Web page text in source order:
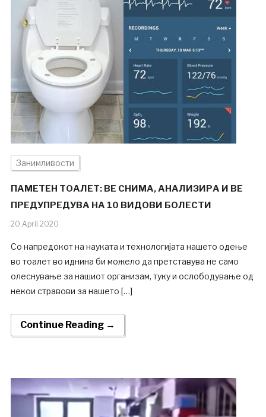
Занимливости
ПАМЕТЕН ТОАЛЕТ: ВЕ СНИМА, АНАЛИЗИРА И ВЕ
ПРЕДУПРЕДУВА НА 10 ВИДОВИ БОЛЕСТИ
20.April.2020
Со напредокот на науката и технологијата нашето одење
во тоалет во иднина би можело да претставува не само
олеснување за нашиот организам, туку и ослободување од
некои стравови за нашето […]
Continue Reading →